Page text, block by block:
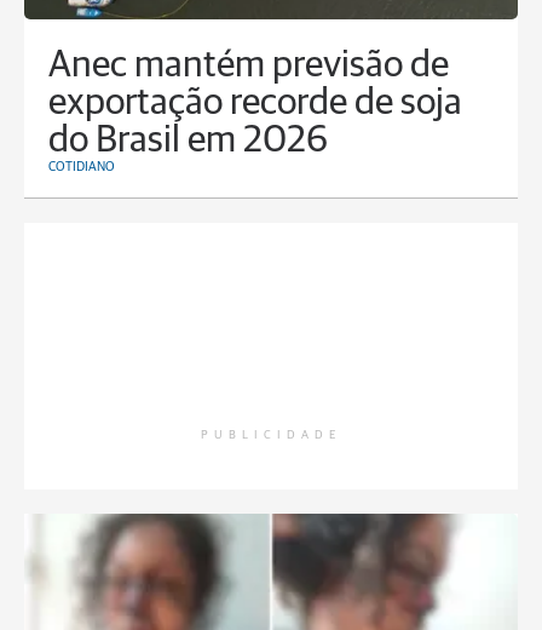
Anec mantém previsão de
exportação recorde de soja
do Brasil em 2026
COTIDIANO
PUBLICIDADE